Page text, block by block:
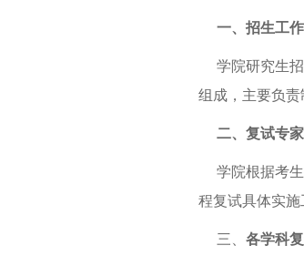
一、招生工
学院研究生招
组成，主要负
二、复试专
学院根据考生
程复试具体实施
三、 各学科